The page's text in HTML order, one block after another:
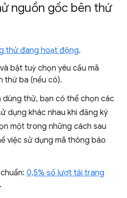
nguồn gốc bên thứ
thử đang hoạt động.
bật tuỳ chọn yêu cầu mã
thứ ba (nếu có).
dùng thử, bạn có thể chọn các
dụng khác nhau khi đăng ký
một trong những cách sau
việc sử dụng mã thông báo
0,5% số lượt tải trang
.